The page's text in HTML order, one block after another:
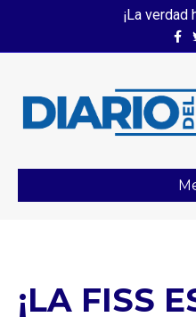
¡La verdad
¡LA FISS